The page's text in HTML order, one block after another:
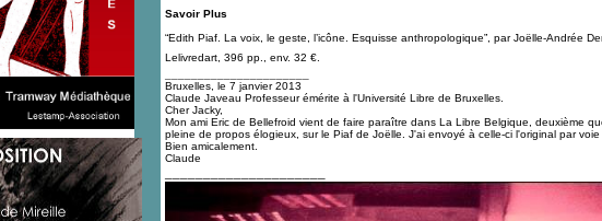
Savoir Plus
“Edith Piaf. La voix, le geste, l’icône. Esquisse anthropologique”, par Joëlle-Andrée
Lelivredart, 396 pp., env. 32 €.
Bruxelles, le 7 janvier 2013
Claude Javeau Professeur émérite à l'Université Libre de Bruxelles.
Cher Jacky,
Mon ami Eric de Bellefroid vient de faire paraître dans La Libre Belgique, deuxième
pleine de propos élogieux, sur le Piaf de Joëlle. J'ai envoyé à celle-ci l'original par voie
Bien amicalement.
Claude